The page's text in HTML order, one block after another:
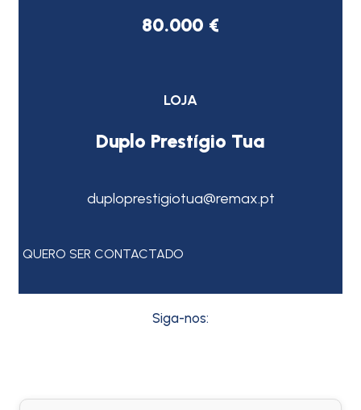
80.000 €
LOJA
Duplo Prestígio Tua
duploprestigiotua@remax.pt
QUERO SER CONTACTADO
Siga-nos: